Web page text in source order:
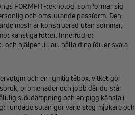
FORMFIT-teknologi som formar sig
och omslutande passform. Den
mesh är konstruerad utan sömmar,
känsliga fötter. Innerfodret
och hjälper till att hålla dina fötter svala
och en rymlig tåbox, vilket gör
promenader och jobb där du står
stötdämpning och en pigg känsla i
rundade sulan gör varje steg mjukare och